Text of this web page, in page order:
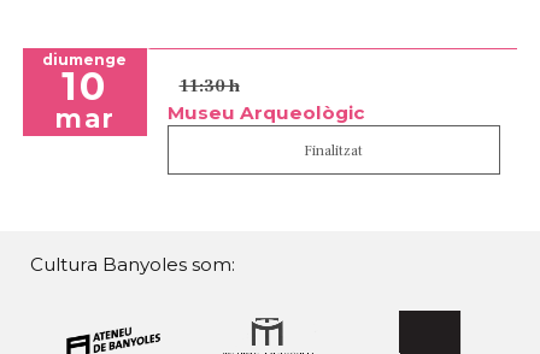
diumenge
10
mar
11:30 h
Museu Arqueològic
Finalitzat
Cultura Banyoles som: